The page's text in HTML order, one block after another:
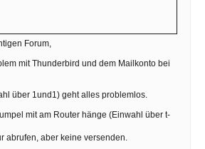
Forum,
mit Thunderbird und dem Mailkonto bei
über 1und1) geht alles problemlos.
mit am Router hänge (Einwahl über t-
abrufen, aber keine versenden.